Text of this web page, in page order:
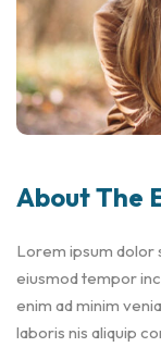
About The
Lorem ipsum dolor
eiusmod tempor
enim ad minim
laboris nis aliquip
Remember